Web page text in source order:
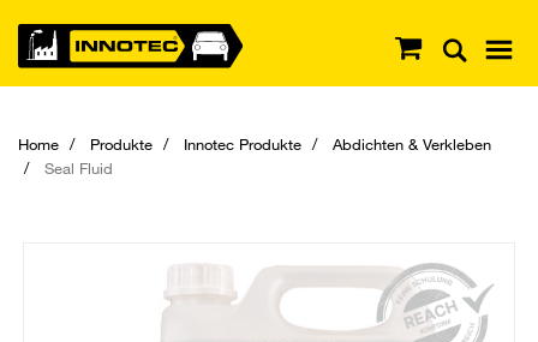
Home Produkte Innotec Produkte
Abdichten & Verkleben
Seal Fluid